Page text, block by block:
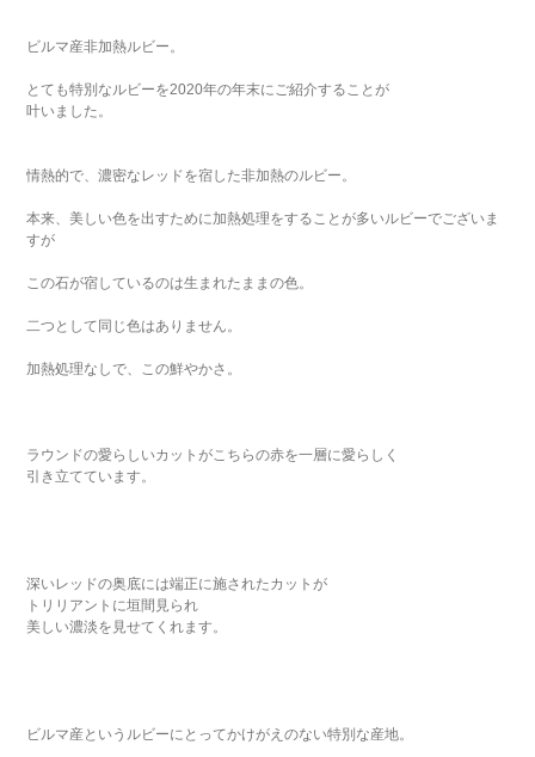
ビルマ産非加熱ルビー。
とても特別なルビーを2020年の年末にご紹介することが
叶いました。
情熱的で、濃密なレッドを宿した非加熱のルビー。
本来、美しい色を出すために加熱処理をすることが多いルビーでございま
すが
この石が宿しているのは生まれたままの色。
二つとして同じ色はありません。
加熱処理なしで、この鮮やかさ。
ラウンドの愛らしいカットがこちらの赤を一層に愛らしく
引き立てています。
深いレッドの奥底には端正に施されたカットが
トリリアントに垣間見られ
美しい濃淡を見せてくれます。
ビルマ産というルビーにとってかけがえのない特別な産地。